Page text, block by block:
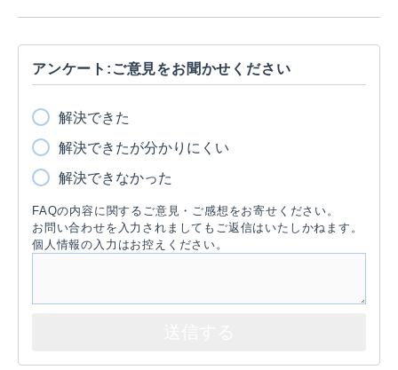
アンケート:ご意見をお聞かせください
解決できた
解決できたが分かりにくい
解決できなかった
FAQの内容に関するご意見・ご感想をお寄せください。
お問い合わせを入力されましてもご返信はいたしかねます。
個人情報の入力はお控えください。